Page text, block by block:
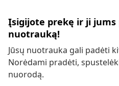
Įsigijote prekę ir ji
nuotrauką!
Jūsų nuotrauka gali padėti
Norėdami pradėti,
nuorodą.